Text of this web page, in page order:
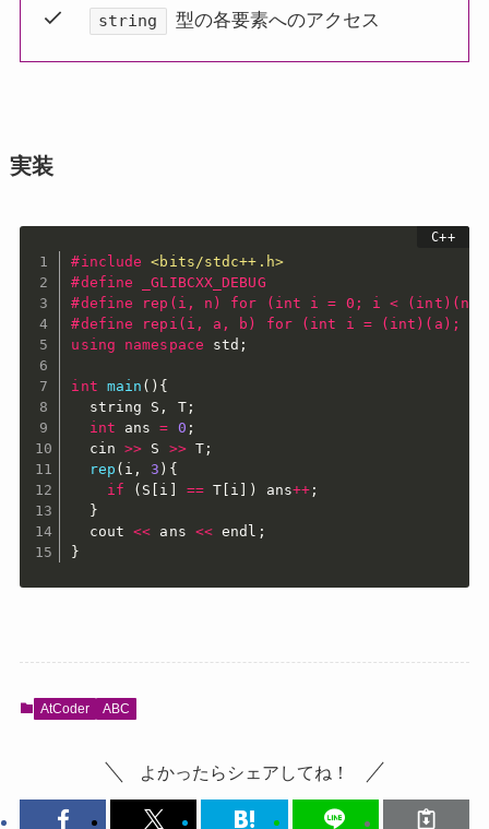
string 型の各要素へのアクセス
実装
#include
<bits/stdc++.h>
#define _GLIBCXX_DEBUG
#define rep(i, n) for (int i = 0; i < (int)(n);
#define repi(i, a, b) for (int i = (int)(a); i
using
namespace std ;
int main ( ) {
  string S
, T;
int ans = 0 ;
  cin
>> S >> T;
rep ( i , 3 ) {
if
( S i == T i ) ans++ ;
}
  cout
<< ans << endl ;
}
AtCoder ABC
よかったらシェアしてね！